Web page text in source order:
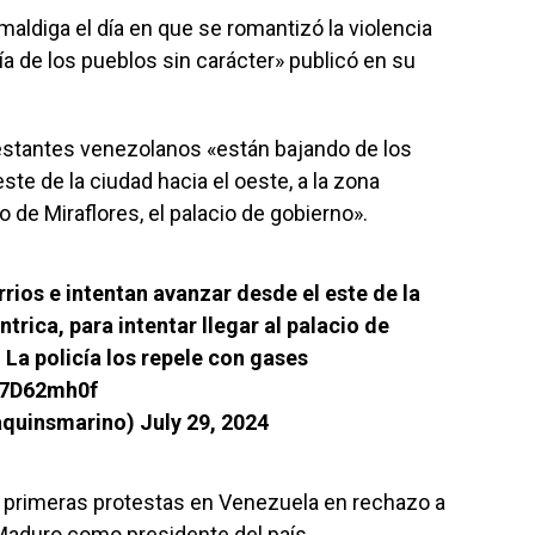
el día en que se romantizó la violencia
de los pueblos sin carácter» publicó en su
venezolanos «están bajando de los
de la ciudad hacia el oeste, a la zona
de Miraflores, el palacio de gobierno».
e intentan avanzar desde el este de la
para intentar llegar al palacio de
policía los repele con gases
July 29, 2024
protestas en Venezuela en rechazo a